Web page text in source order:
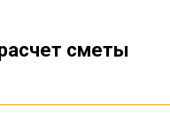
сметы